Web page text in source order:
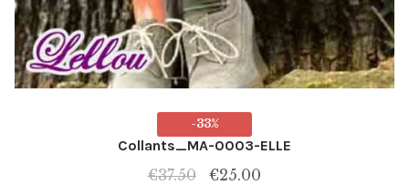
-33%
Collants_MA-0003-ELLE
€37.50
Le
€25.00